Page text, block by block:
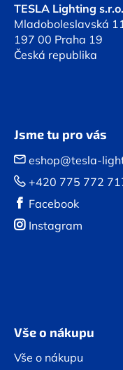
TESLA Lighting s.r.o.
Mladoboleslavská
197 00 Praha 19
Česká republika
Jsme tu pro vás
eshop@tesla-
+420 775 772
Facebook
Instagram
Vše o nákupu
Vše o nákupu